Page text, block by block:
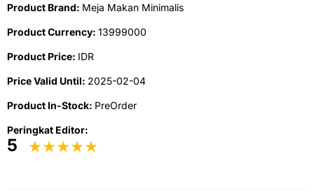
Product Brand: Meja Makan Minimalis
Product Currency: 13999000
Product Price: IDR
Price Valid Until: 2025-02-04
Product In-Stock: PreOrder
Peringkat Editor:
5